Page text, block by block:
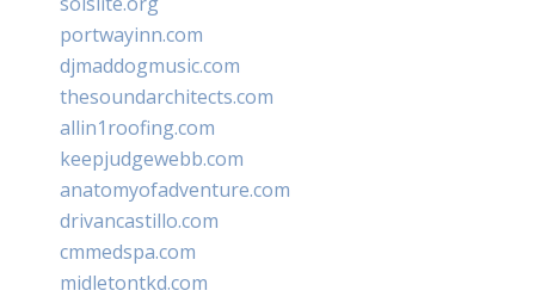
portwayinn.com
djmaddogmusic.com
thesoundarchitects.com
allin1roofing.com
keepjudgewebb.com
anatomyofadventure.com
drivancastillo.com
cmmedspa.com
midletontkd.com